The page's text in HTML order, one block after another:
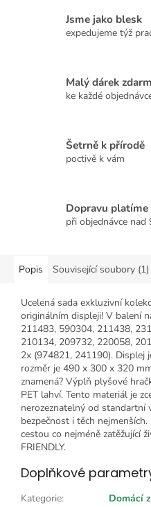
Jsme jako blesk
expedujeme týž
Malý dárek
ke každé
Šetrně k přírodě
poctivě k vám
Dopravu platíme
při objednávce nad
Popis Související soubory (1)
Ucelená sada exkluzivní
originálním displeji! V balení
211483, 590304, 211438,
210134, 209732, 220058,
2x (974821, 241190). Displej
rozměr je 490 x 300 x 320
znamená? Výplň plyšové
PET lahví. Tento materiál je
nerozeznatelný od
bezpečnost i těch
cestou co nejméně zatěžující
FRIENDLY.
Doplňkové
Kategorie:
Domácí